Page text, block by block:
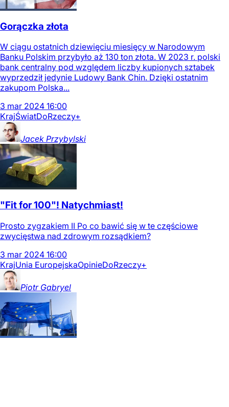
Gorączka złota
W ciągu ostatnich dziewięciu miesięcy w Narodowym
Banku Polskim przybyło aż 130 ton złota. W 2023 r. polski
bank centralny pod względem liczby kupionych sztabek
wyprzedził jedynie Ludowy Bank Chin. Dzięki ostatnim
zakupom Polska...
3 mar 2024 16:00
KrajŚwiatDoRzeczy+
Jacek Przybylski
"Fit for 100"! Natychmiast!
Prosto zygzakiem II Po co bawić się w te częściowe
zwycięstwa nad zdrowym rozsądkiem?
3 mar 2024 16:00
KrajUnia EuropejskaOpinieDoRzeczy+
Piotr Gabryel